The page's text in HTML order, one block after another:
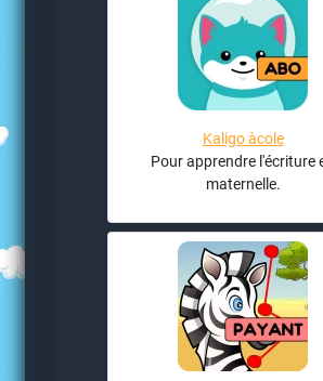
Kaligo àcole
Pour apprendre l'écriture
maternelle.